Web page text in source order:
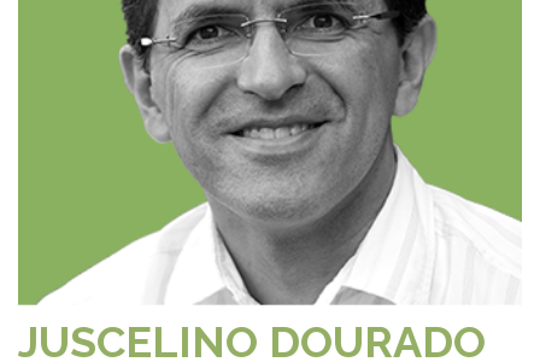
JUSCELINO DOURADO